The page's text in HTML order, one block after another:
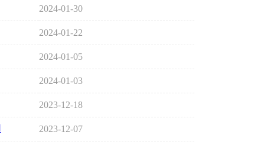
2024-01-30
2024-01-22
2024-01-05
2024-01-03
2023-12-18
2023-12-07